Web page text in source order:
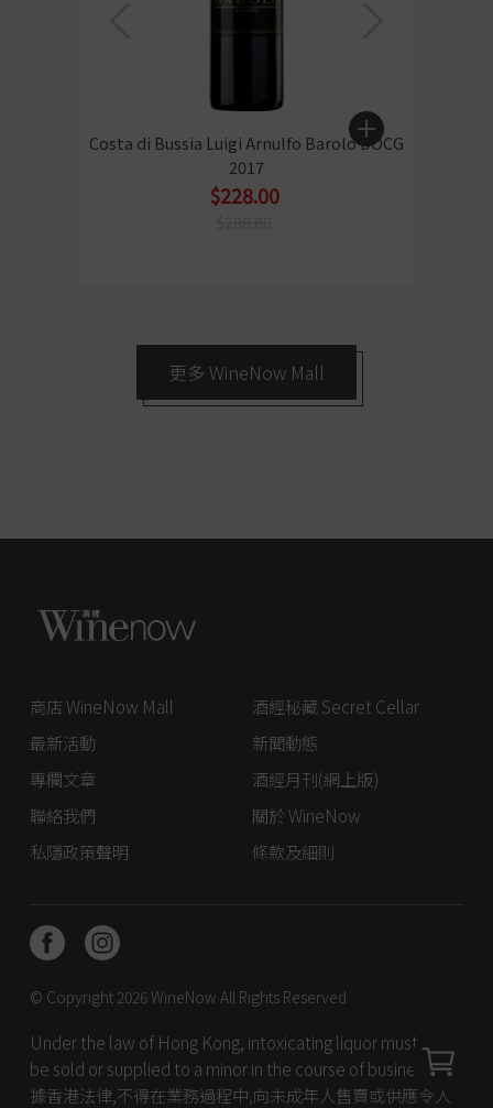
Costa di Bussia Luigi Arnulfo Barolo DOCG
2017
$228.00
更多 WineNow Mall
商店 WineNow Mall
酒經秘藏 Secret Cellar
最新活動
新聞動態
專欄文章
酒經月刊(網上版)
聯絡我們
關於 WineNow
私隱政策聲明
條款及細則
© Copyright 2026WineNow All Rights Reserved
Under the law of Hong Kong, intoxicating liquor must not
be sold or supplied to a minor in the course of business. 根
據香港法律,不得在業務過程中,向未成年人售賣或供應令人